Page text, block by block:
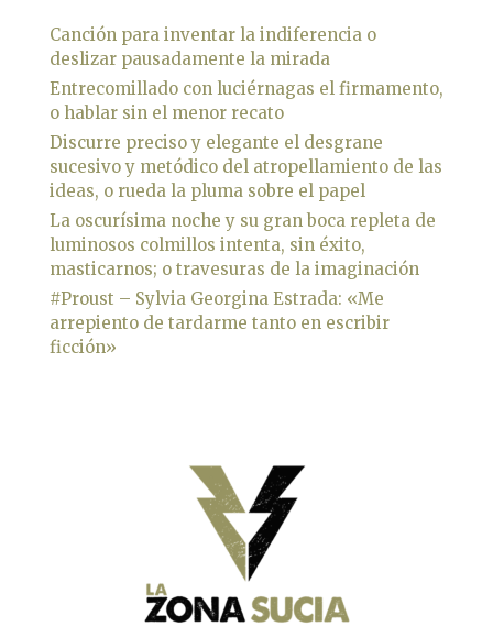
Canción para inventar la indiferencia o
deslizar pausadamente la mirada
Entrecomillado con luciérnagas el firmamento,
o hablar sin el menor recato
Discurre preciso y elegante el desgrane
sucesivo y metódico del atropellamiento de las
ideas, o rueda la pluma sobre el papel
La oscurísima noche y su gran boca repleta de
luminosos colmillos intenta, sin éxito,
masticarnos; o travesuras de la imaginación
#Proust – Sylvia Georgina Estrada: «Me
arrepiento de tardarme tanto en escribir
ficción»